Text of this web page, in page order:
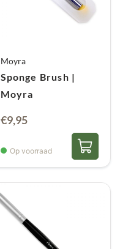
Moyra
Sponge Brush |
Moyra
€9,95
Op voorraad